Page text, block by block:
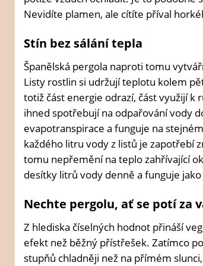
Nevidíte plamen, ale cítíte příval
Stín bez sálání tepla
Španělská pergola naproti tomu
Listy rostlin si udržují teplotu kolem
totiž část energie odrazí, část využijí
ihned spotřebují na odpařování vody
evapotranspirace a funguje na
každého litru vody z listů je zapotřebí
tomu nepřemění na teplo zahřívající
desítky litrů vody denně a funguje
Nechte pergolu, ať se potí za
Z hlediska číselných hodnot přináší
efekt než běžný přístřešek. Zatímco
stupňů chladněji než na přímém